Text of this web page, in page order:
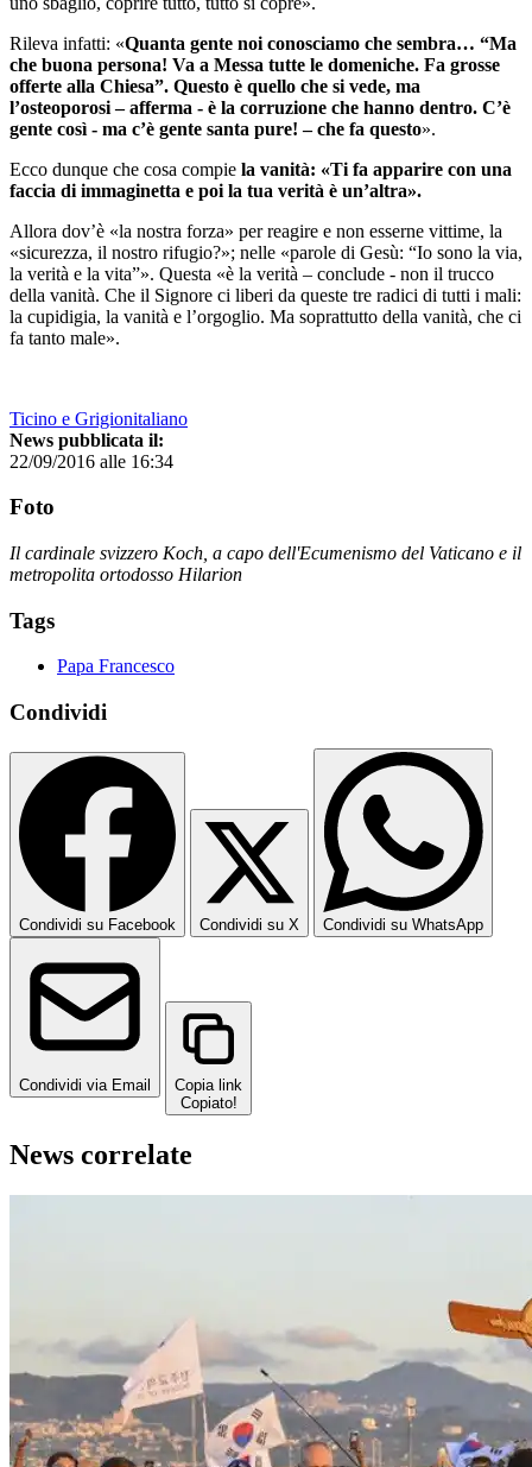
Rileva infatti: «Quanta gente noi conosciamo che sembra… “Ma
che buona persona! Va a Messa tutte le domeniche. Fa grosse
offerte alla Chiesa”. Questo è quello che si vede, ma
l’osteoporosi – afferma - è la corruzione che hanno dentro. C’è
gente così - ma c’è gente santa pure! – che fa questo».
Ecco dunque che cosa compie la vanità: «Ti fa apparire con una
faccia di immaginetta e poi la tua verità è un’altra».
Allora dov’è «la nostra forza» per reagire e non esserne vittime, la
«sicurezza, il nostro rifugio?»; nelle «parole di Gesù: “Io sono la via,
la verità e la vita”». Questa «è la verità – conclude - non il trucco
della vanità. Che il Signore ci liberi da queste tre radici di tutti i mali:
la cupidigia, la vanità e l’orgoglio. Ma soprattutto della vanità, che ci
fa tanto male».
Ticino e Grigionitaliano
News pubblicata il:
22/09/2016 alle 16:34
Foto
Il cardinale svizzero Koch, a capo dell'Ecumenismo del Vaticano e il
metropolita ortodosso Hilarion
Tags
Papa Francesco
Condividi
Condividi su Facebook Condividi su X Condividi su WhatsApp
Condividi via Email
Copia link
Copiato!
News correlate